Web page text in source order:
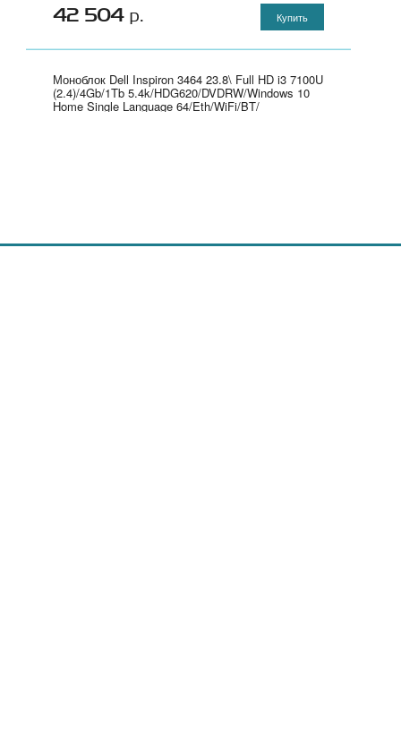
42 504р. Купить
Моноблок Dell Inspiron 3464 23.8\ Full HD i3 7100U
(2.4)/4Gb/1Tb 5.4k/HDG620/DVDRW/Windows 10
Home Single Language 64/Eth/WiFi/BT/